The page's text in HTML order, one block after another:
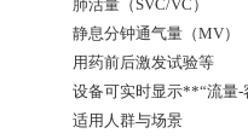
肺活量（SVC/VC）
静息分钟通气量（MV）
用药前后激发试验等
设备可实时显示**“流量
适用人群与场景